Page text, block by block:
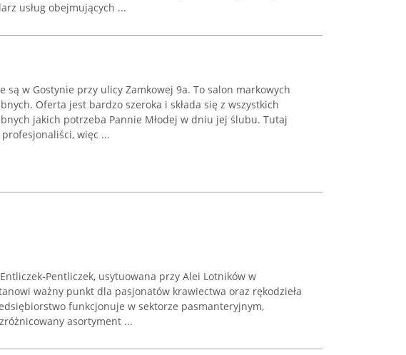
usług obejmujących ...
są w Gostynie przy ulicy Zamkowej 9a. To salon markowych
Oferta jest bardzo szeroka i składa się z wszystkich
jakich potrzeba Pannie Młodej w dniu jej ślubu. Tutaj
więc ...
Pentliczek, usytuowana przy Alei Lotników w
ważny punkt dla pasjonatów krawiectwa oraz rękodzieła
funkcjonuje w sektorze pasmanteryjnym,
asortyment ...